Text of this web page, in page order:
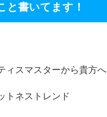
と書いてます！
ィスマスターから貴方へ
トネストレンド